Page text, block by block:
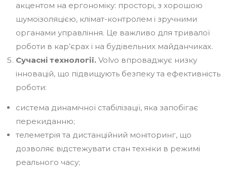
акцентом на ергономіку: просторі, з хорошою
шумоізоляцією, клімат-контролем і зручними
органами управління. Це важливо для тривалої
роботи в кар’єрах і на будівельних майданчиках.
Сучасні технології. Volvo впроваджує низку
інновацій, що підвищують безпеку та ефективність
роботи:
система динамічної стабілізації, яка запобігає
перекиданню;
телеметрія та дистанційний моніторинг, що
дозволяє відстежувати стан техніки в режимі
реального часу;